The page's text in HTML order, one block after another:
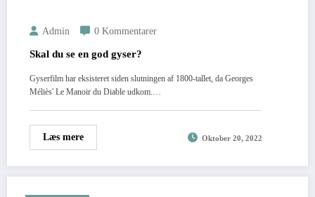
Admin 0 Kommentarer
Skal du se en god gyser?
Gyserfilm har eksisteret siden slutningen af 1800-tallet, da Georges
Méliès' Le Manoir du Diable udkom.…
Læs mere Oktober 20, 2022